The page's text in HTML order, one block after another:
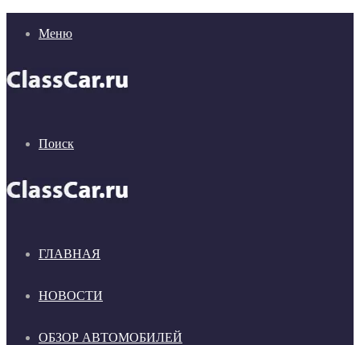
Меню
Поиск
ГЛАВНАЯ
НОВОСТИ
ОБЗОР АВТОМОБИЛЕЙ